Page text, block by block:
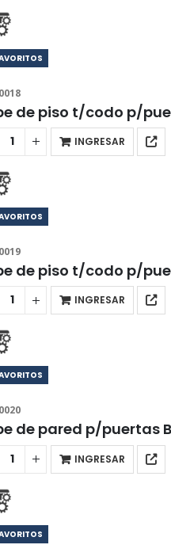
de piso t/codo p/
INGRESAR
de piso t/codo p/
INGRESAR
de pared p/puertas
INGRESAR